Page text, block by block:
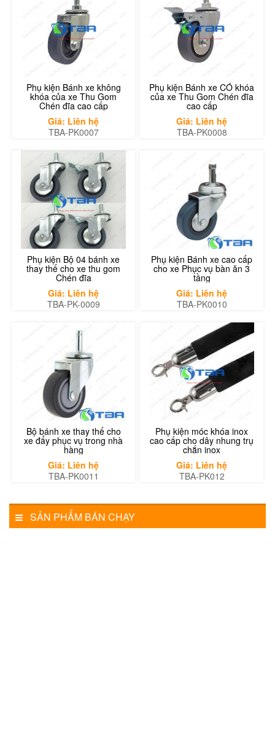
Phụ kiện Bánh xe không
khóa của xe Thu Gom
Chén đĩa cao cấp
Giá: Liên hệ
TBA-PK0007
Phụ kiện Bánh xe CÓ khóa
của xe Thu Gom Chén đĩa
cao cấp
Giá: Liên hệ
TBA-PK0008
Phụ kiện Bộ 04 bánh xe
thay thế cho xe thu gom
Chén đĩa
Giá: Liên hệ
TBA-PK-0009
Phụ kiện Bánh xe cao cấp
cho xe Phục vụ bàn ăn 3
tầng
Giá: Liên hệ
TBA-PK0010
Bộ bánh xe thay thế cho
xe đẩy phục vụ trong nhà
hàng
Giá: Liên hệ
TBA-PK0011
Phụ kiện móc khóa inox
cao cấp cho dây nhung trụ
chắn inox
Giá: Liên hệ
TBA-PK012
SẢN PHẨM BÁN CHẠY